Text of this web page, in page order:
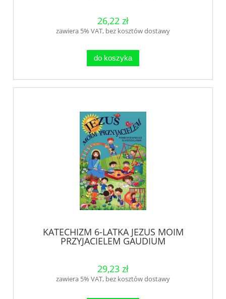
26,22 zł
zawiera 5% VAT, bez kosztów dostawy
do koszyka
KATECHIZM 6-LATKA JEZUS MOIM
PRZYJACIELEM GAUDIUM
29,23 zł
zawiera 5% VAT, bez kosztów dostawy